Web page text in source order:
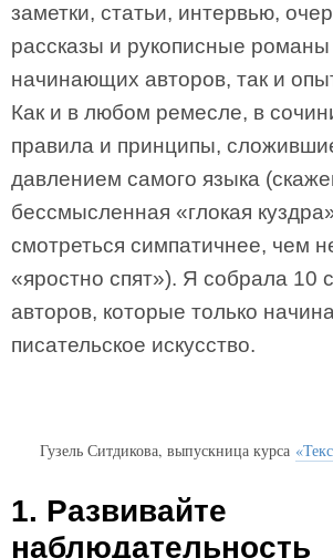
заметки, статьи, интервью,
рассказы и рукописные романы
начинающих авторов, так и
Как и в любом ремесле, в
правила и принципы,
давлением самого языка
бессмысленная «глокая
смотреться симпатичнее, чем
«яростно спят»). Я собрала 10
авторов, которые только
писательское искусство.
Гузель Ситдикова, выпускница курса
1. Развивайте
наблюдательность